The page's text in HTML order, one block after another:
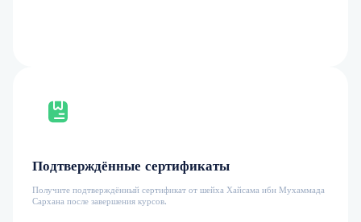
Подтверждённые сертификаты
Получите подтверждённый сертификат от шейха Хайсама ибн Мухаммада
Сархана после завершения курсов.